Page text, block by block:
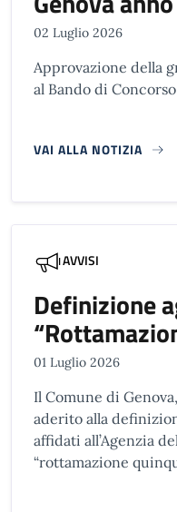
02 Luglio 2026
Approvazione della
al Bando di
VAI ALLA NOTIZIA
AVVISI
Definizione
01 Luglio 2026
Il Comune di
aderito alla
affidati all’Agenzia
“rottamazione